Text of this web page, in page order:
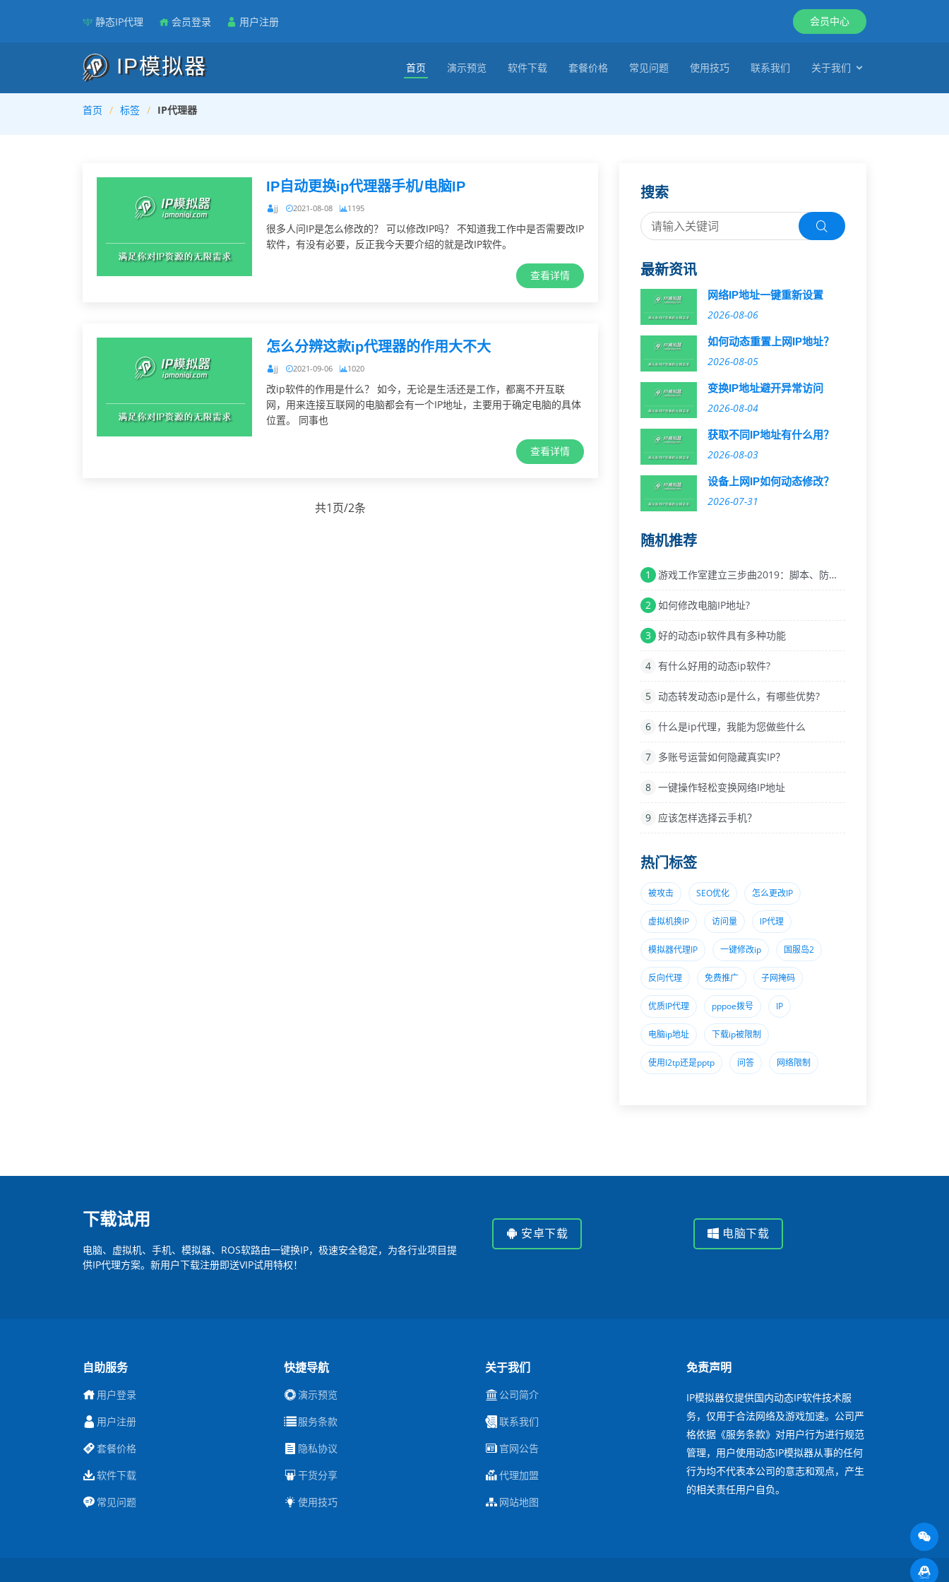
静态IP代理 会员登录 用户注册 会员中心
IP模拟器 首页 演示预览 软件下载 套餐价格 常见问题 使用技巧 联系我们 关于我们
首页 标签 IP代理器
IP自动更换ip代理器手机/电脑IP
jj 2021-08-08 1195
很多人问IP是怎么修改的？ 可以修改IP吗？ 不知道我工作中是否需要改IP
软件，有没有必要，反正我今天要介绍的就是改IP软件。
查看详情
怎么分辨这款ip代理器的作用大不大
jj 2021-09-06 1020
改ip软件的作用是什么？ 如今，无论是生活还是工作，都离不开互联
网，用来连接互联网的电脑都会有一个IP地址，主要用于确定电脑的具体
位置。 同事也
查看详情
共1页/2条
搜索
最新资讯
网络IP地址一键重新设置
2026-08-06
如何动态重置上网IP地址？
2026-08-05
变换IP地址避开异常访问
2026-08-04
获取不同IP地址有什么用？
2026-08-03
设备上网IP如何动态修改？
2026-07-31
随机推荐
1 游戏工作室建立三步曲2019：脚本、防封与人工智
2 如何修改电脑IP地址?
3 好的动态ip软件具有多种功能
4 有什么好用的动态ip软件?
5 动态转发动态ip是什么，有哪些优势?
6 什么是ip代理，我能为您做些什么
7 多账号运营如何隐藏真实IP？
8 一键操作轻松变换网络IP地址
9 应该怎样选择云手机？
热门标签
被攻击 SEO优化 怎么更改IP
虚拟机换IP 访问量 lP代理
模拟器代理IP 一键修改ip 国服岛2
反向代理 免费推广 子网掩码
优质IP代理 pppoe拨号 IP
电脑ip地址 下载ip被限制
使用l2tp还是pptp 问答 网络限制
下载试用
电脑、虚拟机、手机、模拟器、ROS软路由一键换IP，极速安全稳定，为各行业项目提
供IP代理方案。新用户下载注册即送VIP试用特权！
安卓下载 电脑下载
自助服务
用户登录
用户注册
套餐价格
软件下载
常见问题
快捷导航
演示预览
服务条款
隐私协议
干货分享
使用技巧
关于我们
公司简介
联系我们
官网公告
代理加盟
网站地图
免责声明
IP模拟器仅提供国内动态IP软件技术服
务，仅用于合法网络及游戏加速。公司严
格依据《服务条款》对用户行为进行规范
管理，用户使用动态IP模拟器从事的任何
行为均不代表本公司的意志和观点，产生
的相关责任用户自负。